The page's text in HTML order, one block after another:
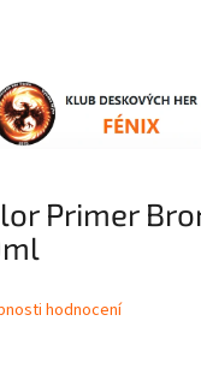
Primer
hodnocení